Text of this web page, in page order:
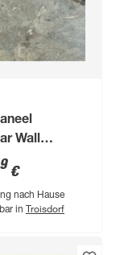
Wall
Patina Slate
52 x 52
€
nach Hause
in Troisdorf